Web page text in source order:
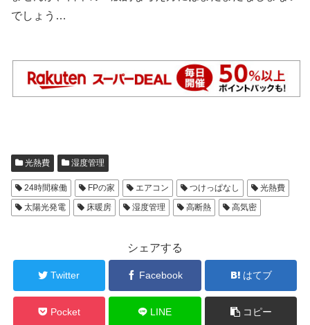
でしょう…
光熱費 湿度管理
24時間稼働 FPの家 エアコン つけっぱなし
光熱費
太陽光発電
床暖房 湿度管理 高断熱 高気密
シェアする
Twitter Facebook はてブ
Pocket LINE コピー